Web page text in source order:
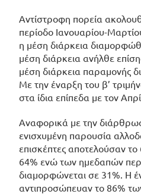
Αντίστροφη πορεία
περίοδο Ιανουαρίου-
η μέση διάρκεια
μέση διάρκεια ανήλθε
μέση διάρκεια παραμονής
Με την έναρξη του β’
στα ίδια επίπεδα με τον
Αναφορικά με την
ενισχυμένη παρουσία
επισκέπτες αποτελούσαν
64% ενώ των ημεδαπών
διαμορφώνεται σε 31%. Η
αντιπροσώπευαν το 86%